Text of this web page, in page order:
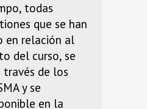
todas
que se han
en relación al
del curso, se
través de los
y se
en la